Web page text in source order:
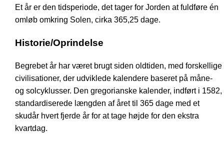
Et år er den tidsperiode, det tager for Jorden at fuldføre én
omløb omkring Solen, cirka 365,25 dage.
Historie/Oprindelse
Begrebet år har været brugt siden oldtiden, med forskellige
civilisationer, der udviklede kalendere baseret på måne-
og solcyklusser. Den gregorianske kalender, indført i 1582,
standardiserede længden af året til 365 dage med et
skudår hvert fjerde år for at tage højde for den ekstra
kvartdag.